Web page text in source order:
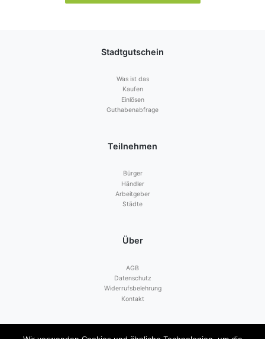
Stadtgutschein
Was ist das
Kaufen
Einlösen
Guthabenabfrage
Teilnehmen
Bürger
Händler
Arbeitgeber
Städte
Über
AGB
Datenschutz
Widerrufsbelehrung
Kontakt
Zahlen mit